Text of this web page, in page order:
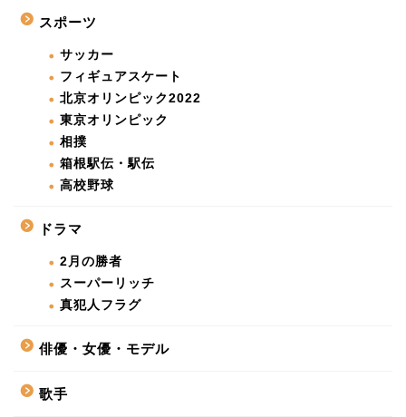
スポーツ
サッカー
フィギュアスケート
北京オリンピック2022
東京オリンピック
相撲
箱根駅伝・駅伝
高校野球
ドラマ
2月の勝者
スーパーリッチ
真犯人フラグ
俳優・女優・モデル
歌手